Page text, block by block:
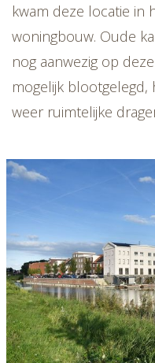
kwam deze locatie in
woningbouw. Oude
nog aanwezig op
mogelijk
weer ruimtelijke